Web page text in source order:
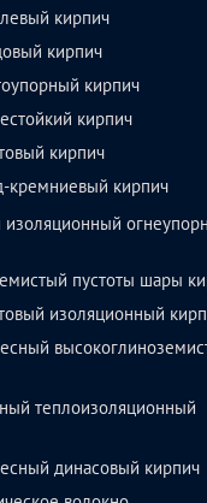
кирпич
кирпич
кирпич
кирпич
кирпич
кремниевый кирпич
изоляционный
пустоты шары
изоляционный
теплоизоляционный
динасовый кирпич